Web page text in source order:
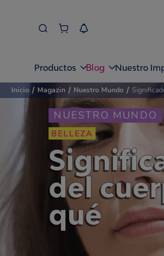
Productos Blog Nuestro
NUESTRO MUNDO
BELLEZA
del
qué
Inicio / Magazin / Nuestro Mundo /